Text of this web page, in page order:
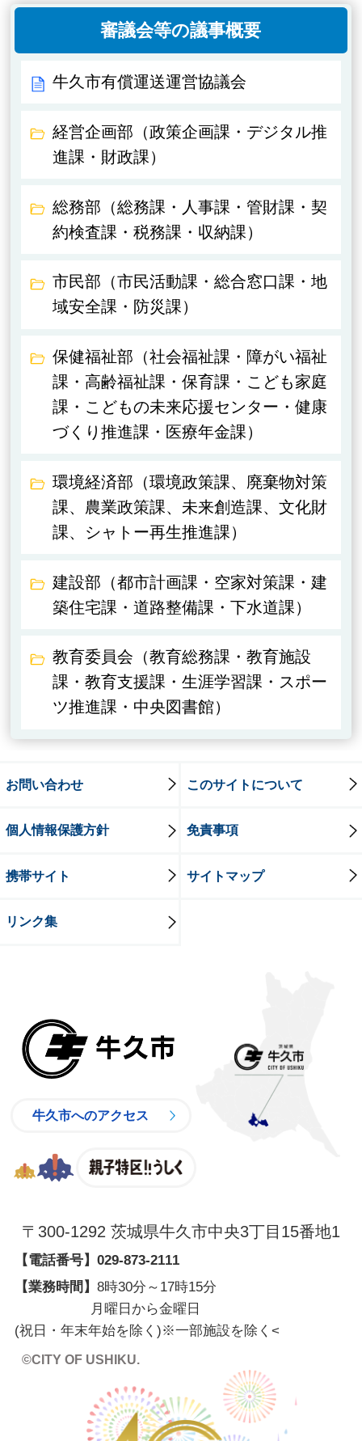
審議会等の議事概要
牛久市有償運送運営協議会
経営企画部（政策企画課・デジタル推
進課・財政課）
総務部（総務課・人事課・管財課・契
約検査課・税務課・収納課）
市民部（市民活動課・総合窓口課・地
域安全課・防災課）
保健福祉部（社会福祉課・障がい福祉
課・高齢福祉課・保育課・こども家庭
課・こどもの未来応援センター・健康
づくり推進課・医療年金課）
環境経済部（環境政策課、廃棄物対策
課、農業政策課、未来創造課、文化財
課、シャトー再生推進課）
建設部（都市計画課・空家対策課・建
築住宅課・道路整備課・下水道課）
教育委員会（教育総務課・教育施設
課・教育支援課・生涯学習課・スポー
ツ推進課・中央図書館）
お問い合わせ このサイトについて
個人情報保護方針 免責事項
携帯サイト サイトマップ
リンク集
牛久市へのアクセス
〒300-1292 茨城県牛久市中央3丁目15番地1
【電話番号】 029-873-2111
【業務時間】 8時30分～17時15分
月曜日から金曜日
(祝日・年末年始を除く)※一部施設を除く <
©CITY OF USHIKU.